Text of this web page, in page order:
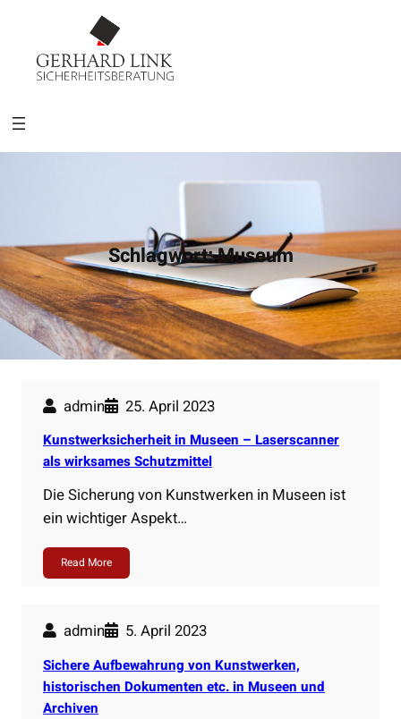
Schlagwort:Museum
admin 25. April 2023
Kunstwerksicherheit in Museen – Laserscanner
als wirksames Schutzmittel
Die Sicherung von Kunstwerken in Museen ist
ein wichtiger Aspekt…
Read More
admin 5. April 2023
Sichere Aufbewahrung von Kunstwerken,
historischen Dokumenten etc. in Museen und
Archiven